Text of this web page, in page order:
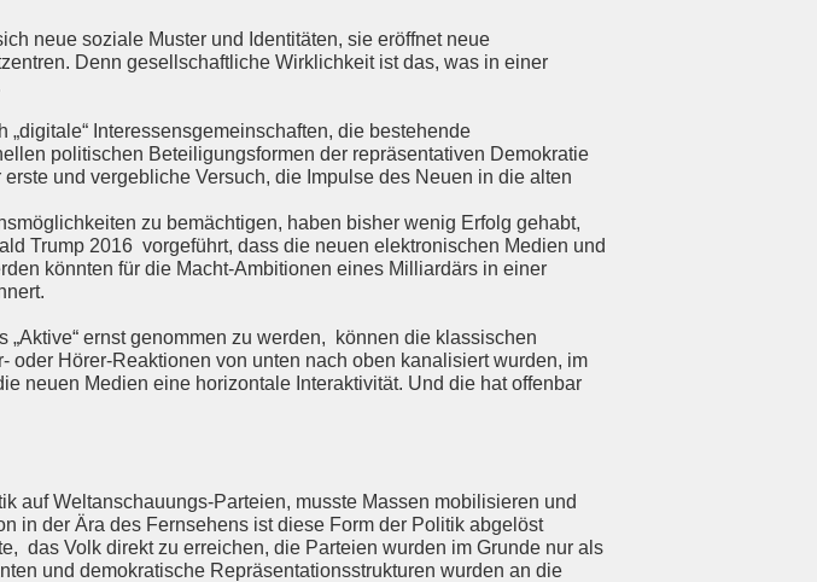
neue soziale Muster und Identitäten, sie eröffnet neue
Denn gesellschaftliche Wirklichkeit ist das, was in einer
Interessensgemeinschaften, die bestehende
politischen Beteiligungsformen der repräsentativen Demokratie
und vergebliche Versuch, die Impulse des Neuen in die alten
zu bemächtigen, haben bisher wenig Erfolg gehabt,
Trump 2016 vorgeführt, dass die neuen elektronischen Medien und
könnten für die Macht-Ambitionen eines Milliardärs in einer
ernst genommen zu werden, können die klassischen
oder Hörer-Reaktionen von unten nach oben kanalisiert wurden, im
neuen Medien eine horizontale Interaktivität. Und die hat offenbar
auf Weltanschauungs-Parteien, musste Massen mobilisieren und
in der Ära des Fernsehens ist diese Form der Politik abgelöst
das Volk direkt zu erreichen, die Parteien wurden im Grunde nur als
und demokratische Repräsentationsstrukturen wurden an die